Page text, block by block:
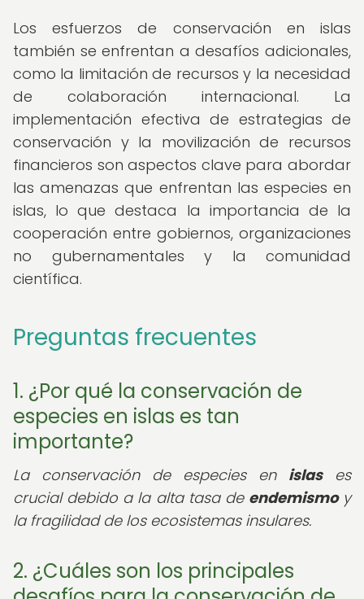
Los esfuerzos de conservación en islas
también se enfrentan a desafíos adicionales,
como la limitación de recursos y la necesidad
de colaboración internacional. La
implementación efectiva de estrategias de
conservación y la movilización de recursos
financieros son aspectos clave para abordar
las amenazas que enfrentan las especies en
islas, lo que destaca la importancia de la
cooperación entre gobiernos, organizaciones
no gubernamentales y la comunidad
científica.
Preguntas frecuentes
1. ¿Por qué la conservación de
especies en islas es tan
importante?
La conservación de especies en islases
crucial debido a la alta tasa de endemismoy
la fragilidad de los ecosistemas insulares.
2. ¿Cuáles son los principales